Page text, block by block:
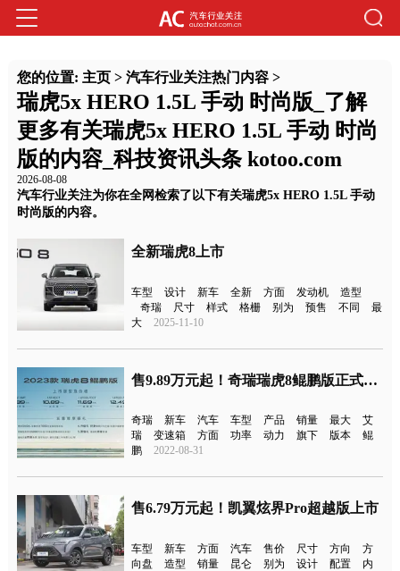
您的位置: 主页> 汽车行业关注热门内容>
瑞虎5x HERO 1.5L 手动 时尚版_了解
更多有关瑞虎5x HERO 1.5L 手动 时尚
版的内容_科技资讯头条 kotoo.com
2026-08-08
汽车行业关注为你在全网检索了以下有关瑞虎5x HERO 1.5L 手动
时尚版的内容。
全新瑞虎8上市
车型 设计 新车 全新 方面 发动机
造型
奇瑞
尺寸 样式 格栅 别为 预售 不同
最
大
2025-11-10
售9.89万元起！奇瑞瑞虎8鲲鹏版正式上市
奇瑞 新车 汽车 车型 产品 销量 最大
艾
瑞
变速箱 方面 功率 动力 旗下 版本
鲲
鹏
2022-08-31
售6.79万元起！凯翼炫界Pro超越版上市
车型 新车 方面 汽车 售价 尺寸 方向
方
向盘
造型 销量 昆仑 别为 设计 配置
内